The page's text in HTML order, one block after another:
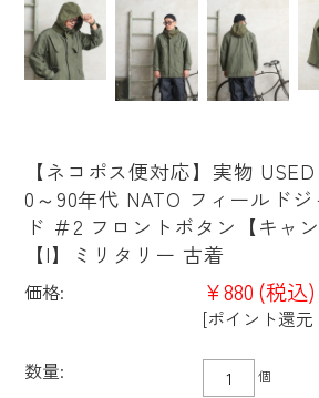
【ネコポス便対応】実物
0～90年代 NATO フィールド
ド ＃2 フロントボタン【キャ
【I】ミリタリー 古着
価格: ¥880 (税込)
[ポイント還
数量:
個